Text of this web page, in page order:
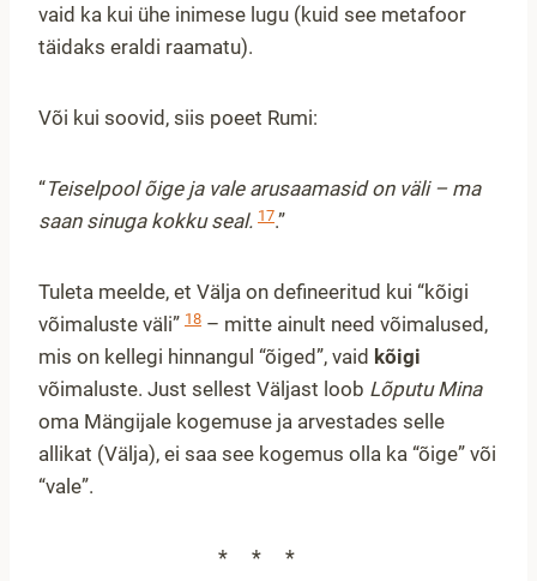
vaid ka kui ühe inimese lugu (kuid see metafoor
täidaks eraldi raamatu).
Või kui soovid, siis poeet Rumi:
“Teiselpool õige ja vale arusaamasid on väli – ma
saan sinuga kokku seal. 17.”
Tuleta meelde, et Välja on defineeritud kui “kõigi
võimaluste väli” 18 – mitte ainult need võimalused,
mis on kellegi hinnangul “õiged”, vaid kõigi
võimaluste. Just sellest Väljast loob Lõputu Mina
oma Mängijale kogemuse ja arvestades selle
allikat (Välja), ei saa see kogemus olla ka “õige” või
“vale”.
***